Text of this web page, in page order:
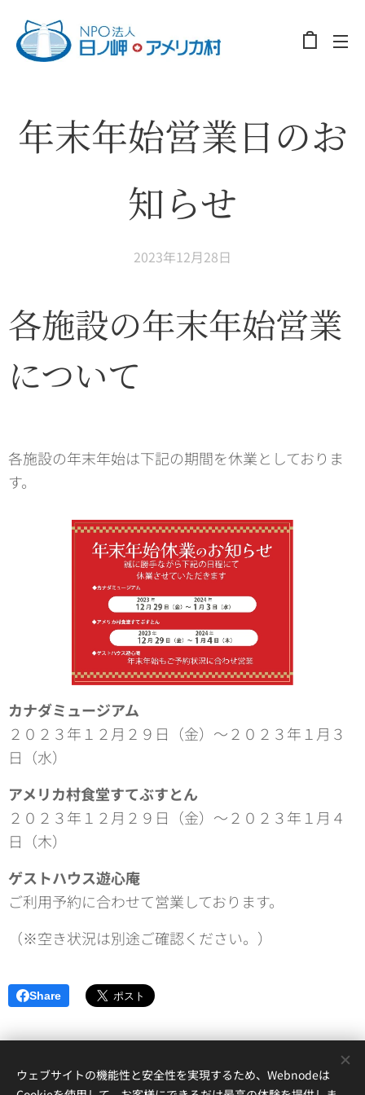
年末年始営業日のお
知らせ
2023年12月28日
各施設の年末年始営業
について
各施設の年末年始は下記の期間を休業としておりま
す。
カナダミュージアム
２０２３年１２月２９日（金）～２０２３年１月３
日（水）
アメリカ村食堂すてぶすとん
２０２３年１２月２９日（金）～２０２３年１月４
日（木）
ゲストハウス遊心庵
ご利用予約に合わせて営業しております。
（※空き状況は別途ご確認ください。）
Share
ウェブサイトの機能性と安全性を実現するため、Webnodeは